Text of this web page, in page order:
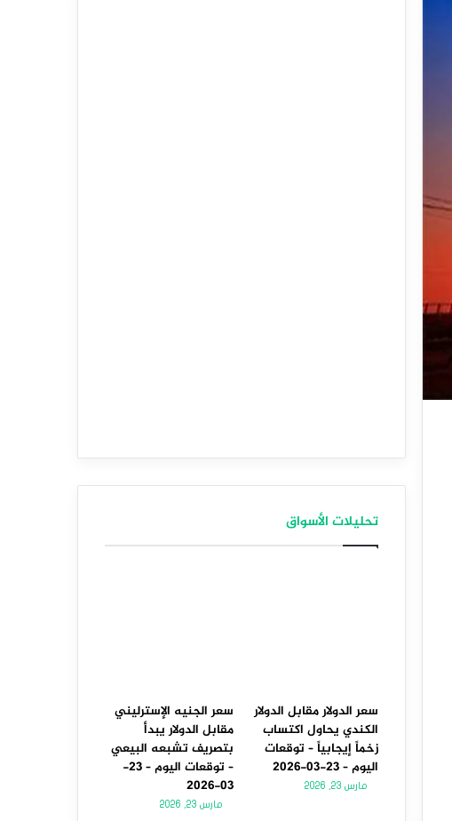
تحليلات الأسواق
سعر الدولار مقابل الدولار
الكندي يحاول اكتساب
زخماً إيجابياً – توقعات
اليوم – 23-03-2026
مارس 23, 2026
سعر الجنيه الإسترليني
مقابل الدولار يبدأ
بتصريف تشبعه البيعي
– توقعات اليوم – 23-
03-2026
مارس 23, 2026